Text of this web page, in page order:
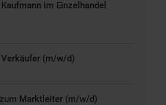
im Einzelhandel
(m/w/d)
Marktleiter (m/w/d)